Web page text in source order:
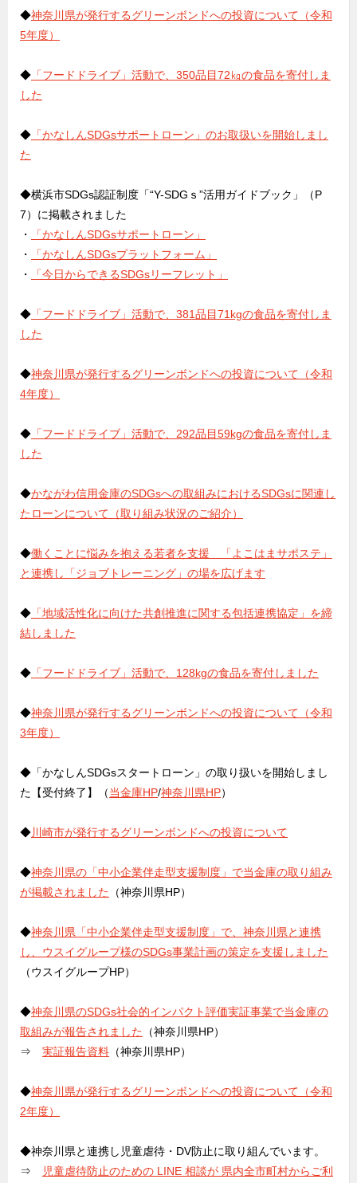
◆神奈川県が発行するグリーンボンドへの投資について（令和
5年度）
◆ 「フードドライブ」活動で、350品目72㎏の食品を寄付しま
した
◆ 「かなしんSDGsサポートローン」のお取扱いを開始しまし
た
◆横浜市SDGs認証制度「“Y-SDGｓ”活用ガイドブック」（P
7）に掲載されました
・
「かなしんSDGsサポートローン」
・
「かなしんSDGsプラットフォーム」
・
「今日からできるSDGsリーフレット」
◆ 「フードドライブ」活動で、381品目71kgの食品を寄付しま
した
◆神奈川県が発行するグリーンボンドへの投資について（令和
4年度）
◆ 「フードドライブ」活動で、292品目59kgの食品を寄付しま
した
◆かながわ信用金庫のSDGsへの取組みにおけるSDGsに関連し
たローンについて（取り組み状況のご紹介）
◆働くことに悩みを抱える若者を支援 「よこはまサポステ」
と連携し「ジョブトレーニング」の場を広げます
◆ 「地域活性化に向けた共創推進に関する包括連携協定」を締
結しました
◆ 「フードドライブ」活動で、128kgの食品を寄付しました
◆神奈川県が発行するグリーンボンドへの投資について（令和
3年度）
◆「かなしんSDGsスタートローン」の取り扱いを開始しまし
た【受付終了】（当金庫HP/神奈川県HP）
◆川崎市が発行するグリーンボンドへの投資について
◆神奈川県の「中小企業伴走型支援制度」で当金庫の取り組み
が掲載されました （神奈川県HP）
◆神奈川県「中小企業伴走型支援制度」で、神奈川県と連携
し、ウスイグループ様のSDGs事業計画の策定を支援しました
（ウスイグループHP）
◆神奈川県のSDGs社会的インパクト評価実証事業で当金庫の
取組みが報告されました （神奈川県HP）
⇒ 実証報告資料 （神奈川県HP）
◆神奈川県が発行するグリーンボンドへの投資について（令和
2年度）
◆神奈川県と連携し児童虐待・DV防止に取り組んでいます。
⇒
児童虐待防止のための LINE 相談が 県内全市町村からご利